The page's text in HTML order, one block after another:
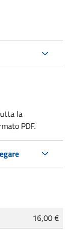
la
PDF.
16,00 €